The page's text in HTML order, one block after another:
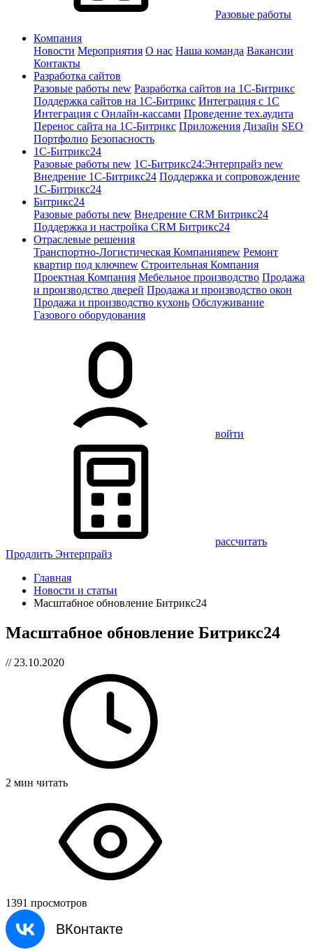
Разовые работы
Компания
Новости Мероприятия О нас Наша команда Вакансии
Контакты
Разработка сайтов
Разовые работы new Разработка сайтов на 1С-Битрикс
Поддержка сайтов на 1С-Битрикс Интеграция с 1С
Интеграция с Онлайн-кассами Проведение тех.аудита
Перенос сайта на 1С-Битрикс Приложения Дизайн SEO
Портфолио Безопасность
1C-Битрикс24
Разовые работы new 1С-Битрикс24:Энтерпрайз new
Внедрение 1C-Битрикс24 Поддержка и сопровождение
1С-Битрикс24
Битрикс24
Разовые работы new Внедрение CRM Битрикс24
Поддержка и настройка CRM Битрикс24
Отраслевые решения
Транспортно-Логистическая Компанияnew Ремонт
квартир под ключnew Строительная Компания
Проектная Компания Мебельное производство Продажа
и производство дверей Продажа и производство окон
Продажа и производство кухонь Обслуживание
Газового оборудования
войти
рассчитать
Продлить Энтерпрайз
Главная
Новости и статьи
Масштабное обновление Битрикс24
Масштабное обновление Битрикс24
// 23.10.2020
2 мин читать
1391 просмотров
ВКонтакте